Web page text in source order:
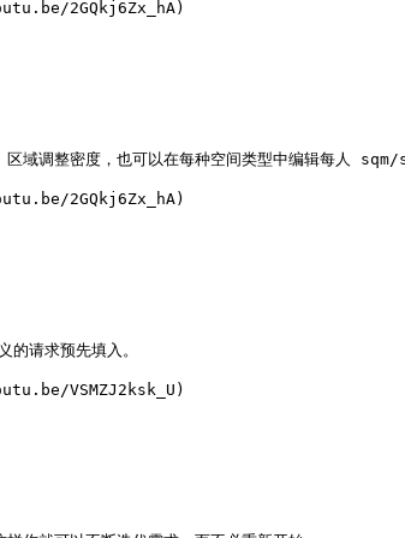
2GQkj6Zx_hA)
调整密度，也可以在每种空间类型中编辑每人
2GQkj6Zx_hA)
请求预先填入。
VSMZJ2ksk_U)